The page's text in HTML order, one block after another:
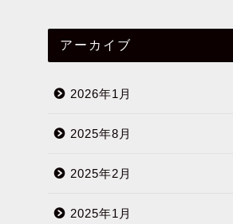
アーカイブ
2026年1月
2025年8月
2025年2月
2025年1月